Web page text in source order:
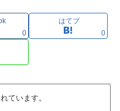
0
はてブ
0
ています。